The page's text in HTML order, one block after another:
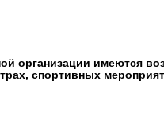
организации имеются
спортивных